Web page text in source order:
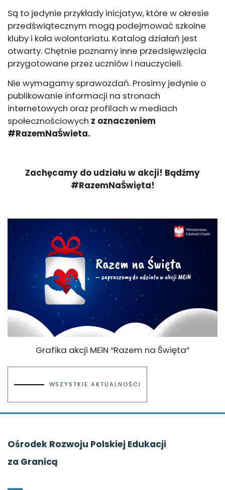
Są to jedynie przykłady inicjatyw, które w okresie
przedświątecznym mogą podejmować szkolne
kluby i koła wolontariatu. Katalog działań jest
otwarty. Chętnie poznamy inne przedsięwzięcia
przygotowane przez uczniów i nauczycieli.
Nie wymagamy sprawozdań. Prosimy jedynie o
publikowanie informacji na stronach
internetowych oraz profilach w mediach
społecznościowych z oznaczeniem
#RazemNaŚwieta.
Zachęcamy do udziału w akcji! Bądźmy
#RazemNaŚwięta!
Grafika akcji MEiN “Razem na Święta”
WSZYSTKIE AKTUALNOŚCI
Ośrodek Rozwoju Polskiej Edukacji
za Granicą